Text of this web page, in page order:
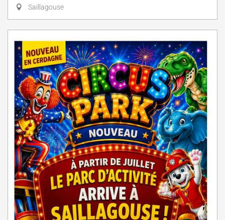
Saillagouse